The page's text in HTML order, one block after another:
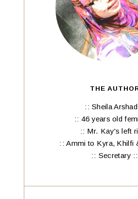
THE
:: Sheila
:: 46 years old
:: Mr. Kay's left
:: Ammi to Kyra, Khilfi
:: Secretary ::